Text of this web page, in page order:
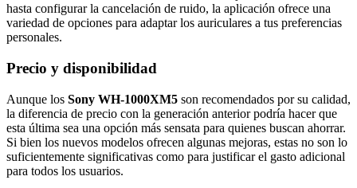
hasta configurar la cancelación de ruido, la aplicación ofrece una
variedad de opciones para adaptar los auriculares a tus preferencias
personales.
Precio y disponibilidad
Aunque los Sony WH-1000XM5 son recomendados por su calidad,
la diferencia de precio con la generación anterior podría hacer que
esta última sea una opción más sensata para quienes buscan ahorrar.
Si bien los nuevos modelos ofrecen algunas mejoras, estas no son lo
suficientemente significativas como para justificar el gasto adicional
para todos los usuarios.